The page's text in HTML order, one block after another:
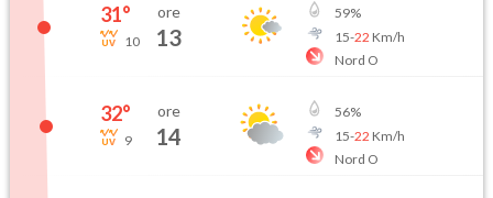
31°
10
ore
13
59%
15-22 Km/h
Nord O
32°
9
ore
14
56%
15-22 Km/h
Nord O